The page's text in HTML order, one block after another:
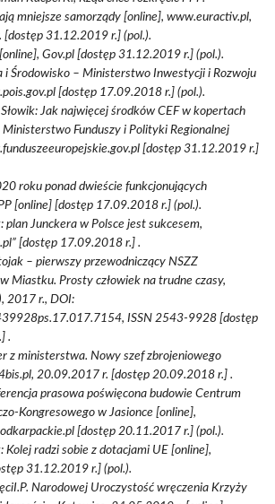
mniejsze samorządy [online], www.euractiv.pl,
31.12.2019 r.] (pol.).
Gov.pl [dostęp 31.12.2019 r.] (pol.).
Środowisko – Ministerstwo Inwestycji i Rozwoju
[dostęp 17.09.2018 r.] (pol.).
Jak najwięcej środków CEF w kopertach
Funduszy i Polityki Regionalnej
[dostęp 31.12.2019 r.]
roku ponad dwieście funkcjonujących
[online] [dostęp 17.09.2018 r.] (pol.).
plan Junckera w Polsce jest sukcesem,
[dostęp 17.09.2018 r.] .
– pierwszy przewodniczący NSZZ
w Miastku. Prosty człowiek na trudne czasy,
2017 r., DOI:
ISSN 2543-9928 [dostęp
.
z ministerstwa. Nowy szef zbrojeniowego
20.09.2017 r. [dostęp 20.09.2018 r.] .
prasowa poświęcona budowie Centrum
Kongresowego w Jasionce [online],
[dostęp 20.11.2017 r.] (pol.).
Kolej radzi sobie z dotacjami UE [online],
31.12.2019 r.] (pol.).
Narodowej Uroczystość wręczenia Krzyży